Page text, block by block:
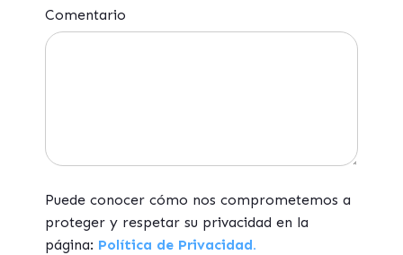
Comentario
Puede conocer cómo nos comprometemos a
proteger y respetar su privacidad en la
página: Política de Privacidad.